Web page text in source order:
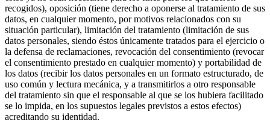
recogidos), oposición (tiene derecho a oponerse al tratamiento de sus
datos, en cualquier momento, por motivos relacionados con su
situación particular), limitación del tratamiento (limitación de sus
datos personales, siendo éstos únicamente tratados para el ejercicio o
la defensa de reclamaciones, revocación del consentimiento (revocar
el consentimiento prestado en cualquier momento) y portabilidad de
los datos (recibir los datos personales en un formato estructurado, de
uso común y lectura mecánica, y a transmitirlos a otro responsable
del tratamiento sin que el responsable al que se los hubiera facilitado
se lo impida, en los supuestos legales previstos a estos efectos)
acreditando su identidad.